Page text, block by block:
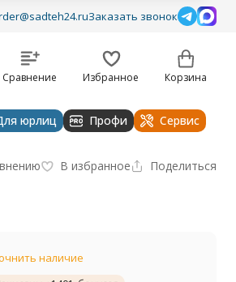
Заказать звонок
Сравнение Избранное Корзина
Строительная техника
юрлиц Профи Сервис
В избранное Поделиться
наличие